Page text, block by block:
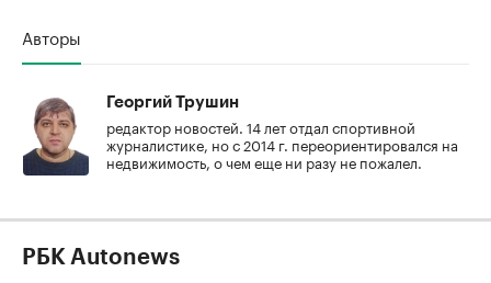
Авторы
Георгий Трушин
редактор новостей. 14 лет отдал спортивной
журналистике, но с 2014 г. переориентировался на
недвижимость, о чем еще ни разу не пожалел.
РБК Autonews